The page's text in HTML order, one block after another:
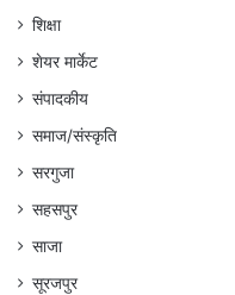
शिक्षा
शेयर मार्केट
संपादकीय
समाज/संस्कृति
सरगुजा
सहसपुर
साजा
सूरजपुर